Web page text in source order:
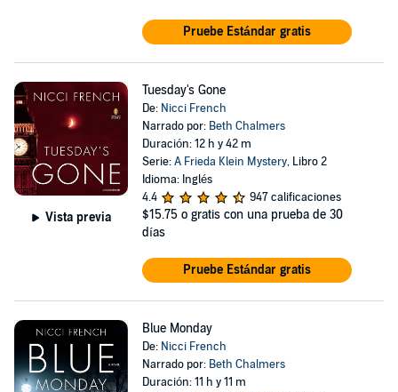
Pruebe Estándar gratis
Vista previa
Tuesday's Gone
De: Nicci French
Narrado por: Beth Chalmers
Duración: 12 h y 42 m
Serie:A Frieda Klein Mystery, Libro 2
Idioma: Inglés
4.4
947 calificaciones
$15.75 o gratis con una prueba de 30
días
Pruebe Estándar gratis
Blue Monday
De: Nicci French
Narrado por: Beth Chalmers
Duración: 11 h y 11 m